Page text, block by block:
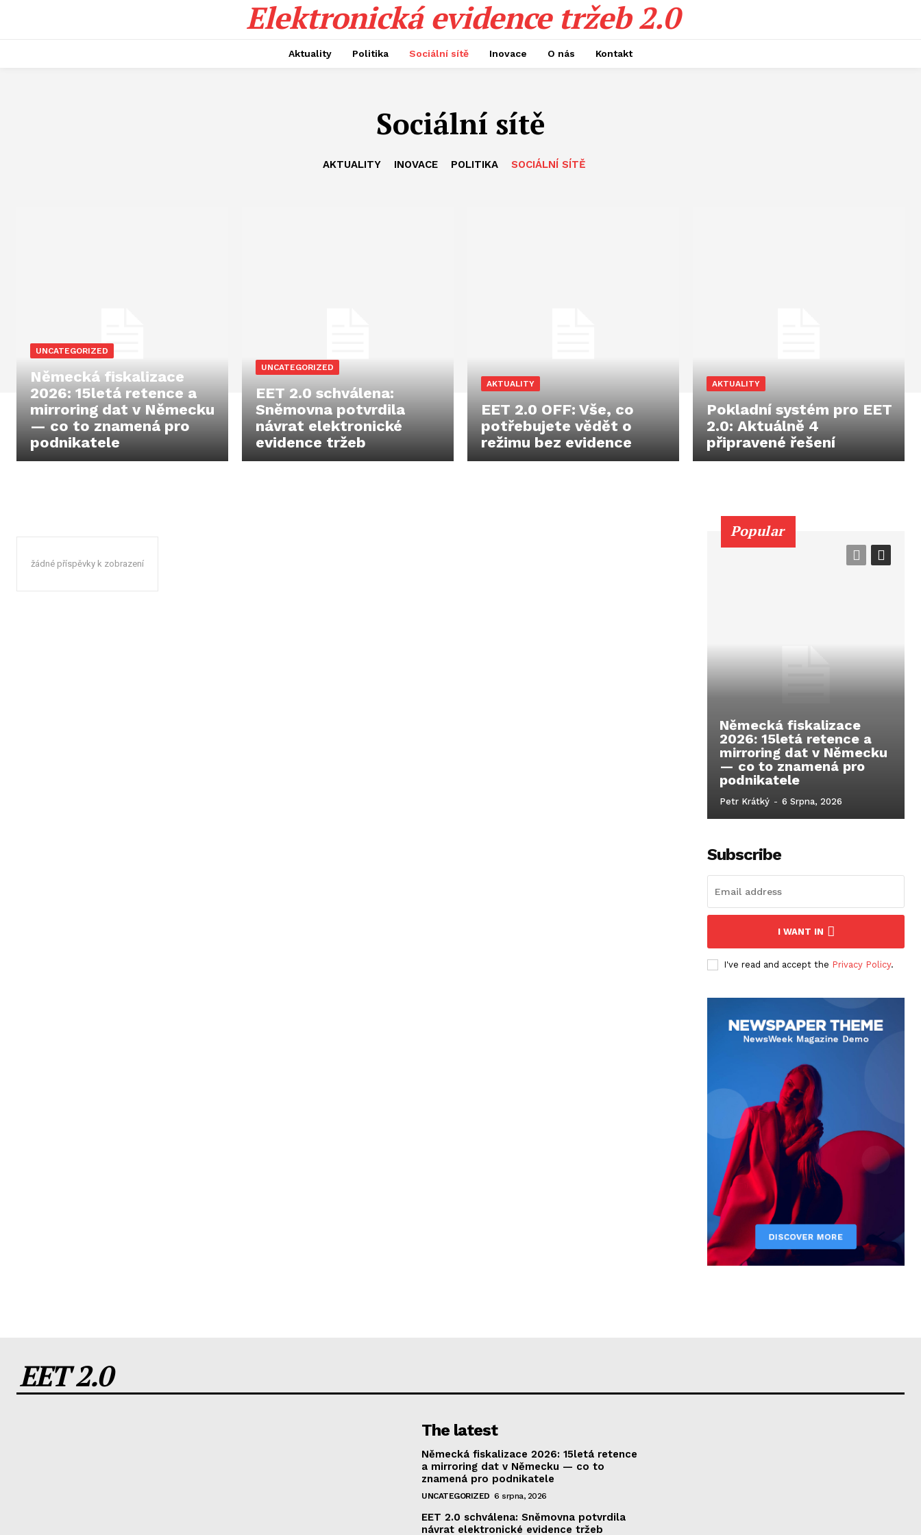
Elektronická evidence tržeb 2.0
Aktuality Politika Sociální sítě Inovace O nás Kontakt
Sociální sítě
AKTUALITY INOVACE POLITIKA SOCIÁLNÍ SÍTĚ
UNCATEGORIZED
Německá fiskalizace
2026: 15letá retence a
mirroring dat v Německu
— co to znamená pro
podnikatele
UNCATEGORIZED
EET 2.0 schválena:
Sněmovna potvrdila
návrat elektronické
evidence tržeb
AKTUALITY
EET 2.0 OFF: Vše, co
potřebujete vědět o
režimu bez evidence
AKTUALITY
Pokladní systém pro EET
2.0: Aktuálně 4
připravené řešení
žádné příspěvky k zobrazení
Popular
Německá fiskalizace
2026: 15letá retence a
mirroring dat v Německu
— co to znamená pro
podnikatele
Petr Krátký - 6 Srpna, 2026
Subscribe
I WANT IN
I've read and accept the Privacy Policy.
EET 2.0
The latest
Německá fiskalizace 2026: 15letá retence
a mirroring dat v Německu — co to
znamená pro podnikatele
UNCATEGORIZED 6 srpna, 2026
EET 2.0 schválena: Sněmovna potvrdila
návrat elektronické evidence tržeb